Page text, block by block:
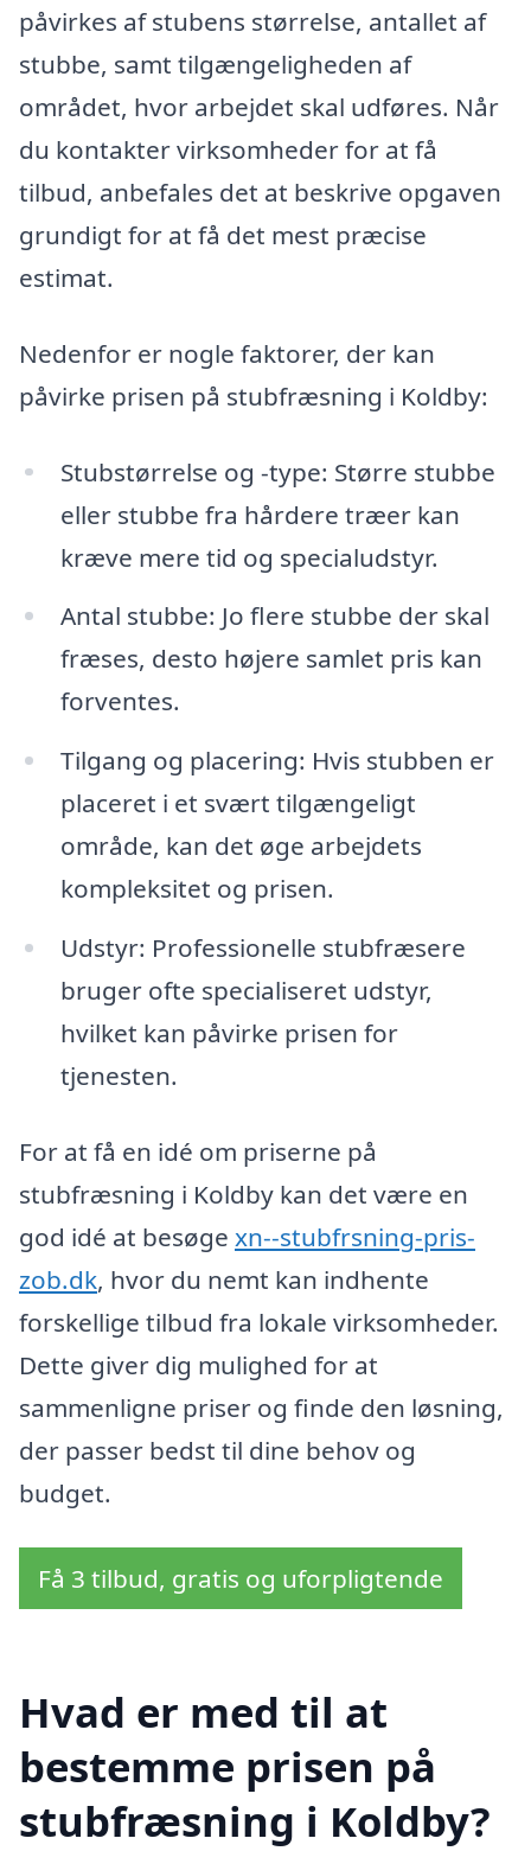
påvirkes af stubens størrelse, antallet af
stubbe, samt tilgængeligheden af
området, hvor arbejdet skal udføres. Når
du kontakter virksomheder for at få
tilbud, anbefales det at beskrive opgaven
grundigt for at få det mest præcise
estimat.
Nedenfor er nogle faktorer, der kan
påvirke prisen på stubfræsning i Koldby:
Stubstørrelse og -type: Større stubbe
eller stubbe fra hårdere træer kan
kræve mere tid og specialudstyr.
Antal stubbe: Jo flere stubbe der skal
fræses, desto højere samlet pris kan
forventes.
Tilgang og placering: Hvis stubben er
placeret i et svært tilgængeligt
område, kan det øge arbejdets
kompleksitet og prisen.
Udstyr: Professionelle stubfræsere
bruger ofte specialiseret udstyr,
hvilket kan påvirke prisen for
tjenesten.
For at få en idé om priserne på
stubfræsning i Koldby kan det være en
god idé at besøge xn--stubfrsning-pris-
zob.dk, hvor du nemt kan indhente
forskellige tilbud fra lokale virksomheder.
Dette giver dig mulighed for at
sammenligne priser og finde den løsning,
der passer bedst til dine behov og
budget.
Få 3 tilbud, gratis og uforpligtende
Hvad er med til at
bestemme prisen på
stubfræsning i Koldby?